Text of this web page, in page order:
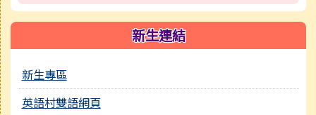
新生連結
新生專區
英語村雙語網頁